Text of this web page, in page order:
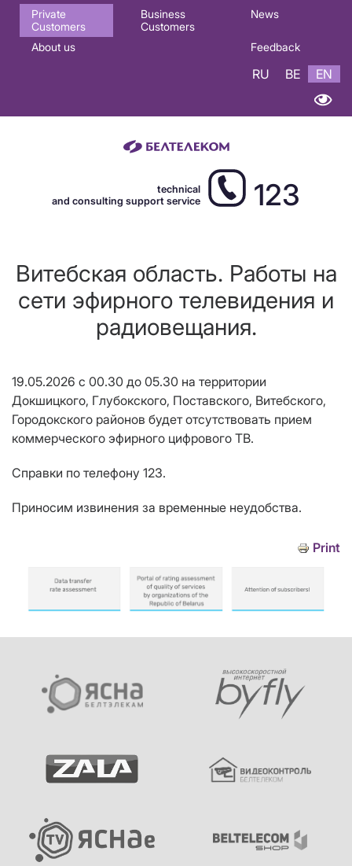
Основная
навигация
Private
Customers
Business
Customers
News
About us Feedback
RU BE EN
technical
and consulting support service
123
Витебская область. Работы на
сети эфирного телевидения и
радиовещания.
19.05.2026 с 00.30 до 05.30 на территории
Докшицкого, Глубокского, Поставского, Витебского,
Городокского районов будет отсутствовать прием
коммерческого эфирного цифрового ТВ.
Справки по телефону 123.
Приносим извинения за временные неудобства.
Print